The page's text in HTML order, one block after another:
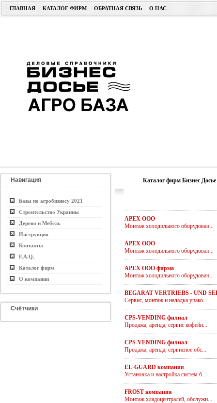
ГЛАВНАЯ КАТАЛОГ ФИРМ ОБРАТНАЯ СВЯЗЬ О НАС
Навигация
Базы по агробизнесу 2021
Строительство Украины
Дерево и Мебель
Инструкция
Контакты
F.A.Q.
Каталог фирм
О компании
Счётчики
Каталог фирм Бизнес Досье
APEX ООО
Монтаж холодильного оборудован...
APEX ООО
Монтаж холодильного оборудован...
APEX ООО фирма
Монтаж холодильного оборудован...
BEGARAT VERTRIEBS - UND
Сервис, монтаж и наладка упако...
CPS-VENDING филиал
Продажа, аренда, сервис кофейн...
CPS-VENDING филиал
Продажа, аренда, сервисное обс...
EL-GUARD компания
Установка и настройка систем б...
FROST компания
Монтаж хладоцентралей, обслужи...